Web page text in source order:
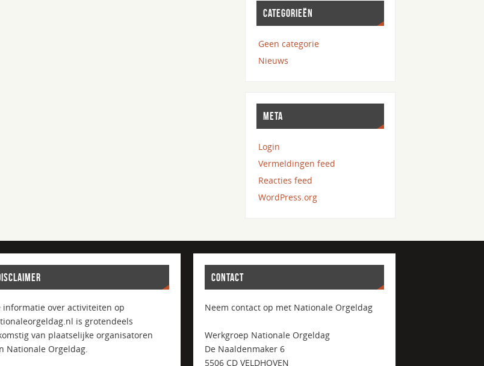
CATEGORIEËN
Geen categorie
Nieuws
META
Login
Vermeldingen feed
Reacties feed
WordPress.org
informatie over activiteiten op
is grotendeels
van plaatselijke organisatoren
Nationale Orgeldag.
CONTACT
Neem contact op met Nationale Orgeldag
Werkgroep Nationale Orgeldag
De Naaldenmaker 6
5506 CD VELDHOVEN